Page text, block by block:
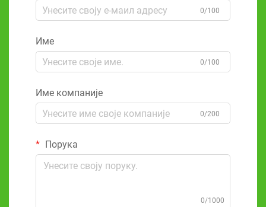
0/100
Име
0/100
Име компаније
0/200
Порука
0/1000